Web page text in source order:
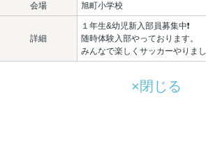
会場 旭町小学校
詳細
１年生&幼児新入部員募集中❗
随時体験入部やっております。
みんなで楽しくサッカーやりまし
×閉じる